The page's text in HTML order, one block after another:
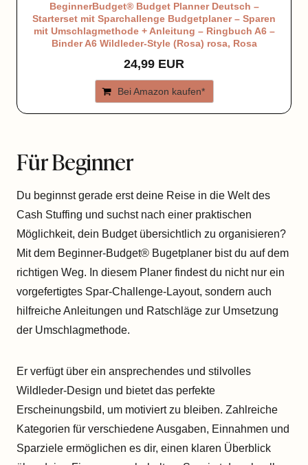
BeginnerBudget® Budget Planner Deutsch –
Starterset mit Sparchallenge Budgetplaner – Sparen
mit Umschlagmethode + Anleitung – Ringbuch A6 –
Binder A6 Wildleder-Style (Rosa) rosa, Rosa
24,99 EUR
Bei Amazon kaufen*
Für Beginner
Du beginnst gerade erst deine Reise in die Welt des
Cash Stuffing und suchst nach einer praktischen
Möglichkeit, dein Budget übersichtlich zu organisieren?
Mit dem Beginner-Budget® Bugetplaner bist du auf dem
richtigen Weg. In diesem Planer findest du nicht nur ein
vorgefertigtes Spar-Challenge-Layout, sondern auch
hilfreiche Anleitungen und Ratschläge zur Umsetzung
der Umschlagmethode.
Er verfügt über ein ansprechendes und stilvolles
Wildleder-Design und bietet das perfekte
Erscheinungsbild, um motiviert zu bleiben. Zahlreiche
Kategorien für verschiedene Ausgaben, Einnahmen und
Sparziele ermöglichen es dir, einen klaren Überblick